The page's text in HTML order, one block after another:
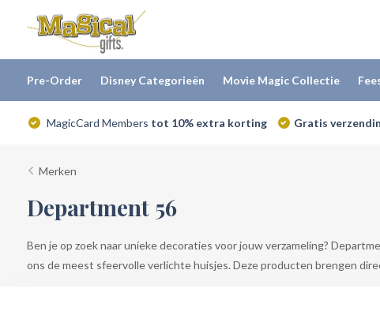
Pre-Order Disney Categorieën Movie Magic Collectie
MagicCard Members tot 10% extra korting Gratis
Merken
Department 56
Ben je op zoek naar unieke decoraties voor jouw verzameling?
ons de meest sfeervolle verlichte huisjes. Deze producten brengen